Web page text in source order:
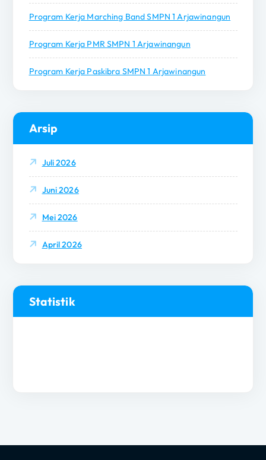
Program Kerja Marching Band SMPN 1 Arjawinangun
Program Kerja PMR SMPN 1 Arjawinangun
Program Kerja Paskibra SMPN 1 Arjawinangun
Arsip
Juli 2026
Juni 2026
Mei 2026
April 2026
Statistik